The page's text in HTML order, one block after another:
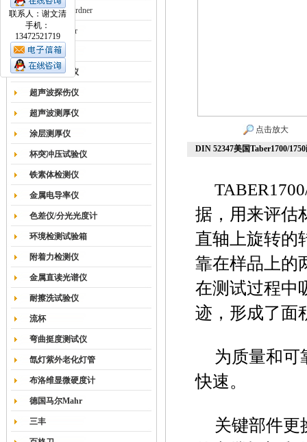
联系人：谢文清
手机：
13472521719
德国BYK-Gardner
英国Elcometer
耐磨试验机
色差仪光泽仪
超声波探伤仪
超声波测厚仪
涂层测厚仪
杯突冲压试验仪
铁素体检测仪
金属电导率仪
色差仪/分光光度计
环境检测试验箱
附着力检测仪
金属直读光谱仪
耐擦洗试验仪
流杯
弯曲挺度测试仪
氙灯紫外老化灯管
布洛维显微硬度计
德国马尔Mahr
三丰
点击放大
DIN 52347美国Taber1700/
据，用来评估
直轴上旋转的
靠在样品上的
在测试过程中
迹，形成了面
为质量和可
快速。
关键部件更